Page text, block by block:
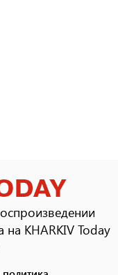
KHARKIV Today